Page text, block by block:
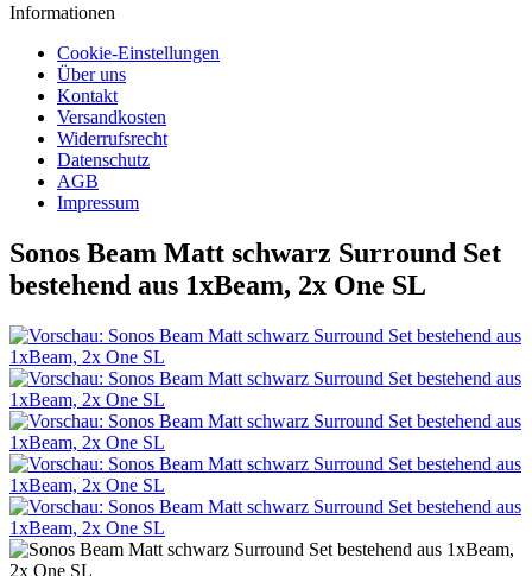
Informationen
Cookie-Einstellungen
Über uns
Kontakt
Versandkosten
Widerrufsrecht
Datenschutz
AGB
Impressum
Sonos Beam Matt schwarz Surround Set
bestehend aus 1xBeam, 2x One SL